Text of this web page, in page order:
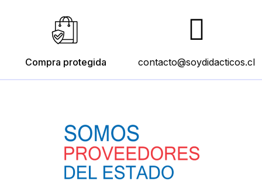
Compra protegida contacto@soydidacticos.cl